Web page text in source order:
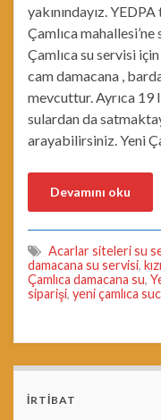
yakınındayız.
Çamlıca
Çamlıca su servisi
cam damacana ,
mevcuttur. Ayrıca
sulardan da
arayabilirsiniz. Yeni
Devamını oku
Acarlar siteleri su
damacana su servisi,
Çamlıca damacana su,
siparişi, yeni çamlıca
İRTİBAT